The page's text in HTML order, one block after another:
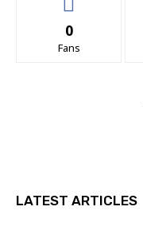
0
Fans
LATEST ARTICLES